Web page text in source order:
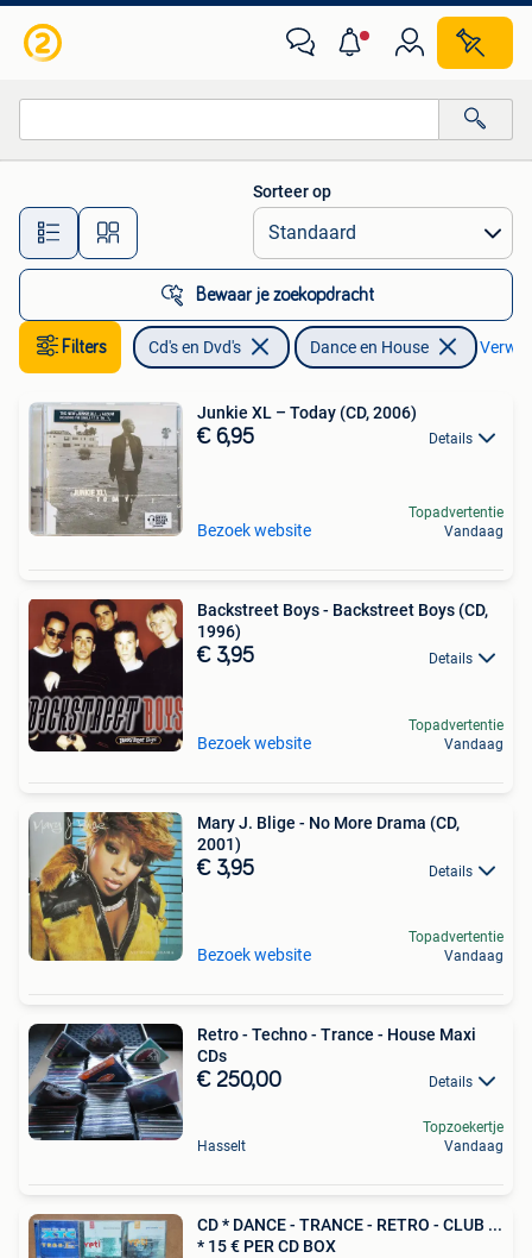
Alle afstanden…
Sorteer op
Bewaar je zoekopdracht
Filters Cd's en Dvd's Dance en House
Junkie XL – Today (CD, 2006)
€ 6,95 Details
Bezoek website
Topadvertentie
Vandaag
Backstreet Boys - Backstreet Boys (CD,
1996)
€ 3,95 Details
Bezoek website
Topadvertentie
Vandaag
Mary J. Blige - No More Drama (CD,
2001)
€ 3,95 Details
Bezoek website
Topadvertentie
Vandaag
Retro - Techno - Trance - House Maxi
CDs
€ 250,00 Details
Hasselt
Topzoekertje
Vandaag
CD * DANCE - TRANCE - RETRO - CLUB ...
* 15 € PER CD BOX